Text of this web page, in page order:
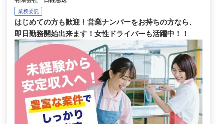
業務委託
はじめての方も歓迎！営業ナンバーをお持ちの方なら、
即日勤務開始出来ます！女性ドライバーも活躍中！！